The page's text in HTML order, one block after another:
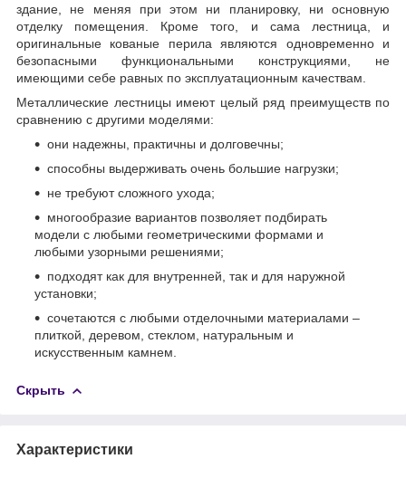
здание, не меняя при этом ни планировку, ни основную
отделку помещения. Кроме того, и сама лестница, и
оригинальные кованые перила являются одновременно и
безопасными функциональными конструкциями, не
имеющими себе равных по эксплуатационным качествам.
Металлические лестницы имеют целый ряд преимуществ по
сравнению с другими моделями:
они надежны, практичны и долговечны;
способны выдерживать очень большие нагрузки;
не требуют сложного ухода;
многообразие вариантов позволяет подбирать
модели с любыми геометрическими формами и
любыми узорными решениями;
подходят как для внутренней, так и для наружной
установки;
сочетаются с любыми отделочными материалами –
плиткой, деревом, стеклом, натуральным и
искусственным камнем.
Скрыть
Характеристики